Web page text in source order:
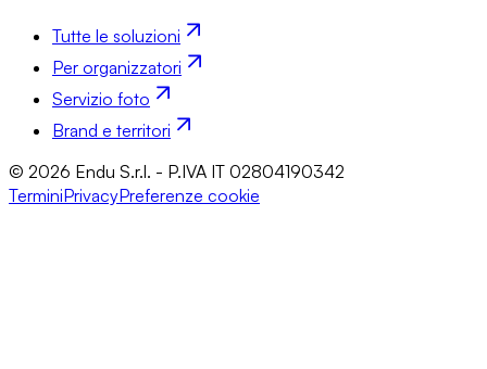
Tutte le soluzioni
Per organizzatori
Servizio foto
Brand e territori
© 2026 Endu S.r.l. - P.IVA IT 02804190342
TerminiPrivacyPreferenze cookie